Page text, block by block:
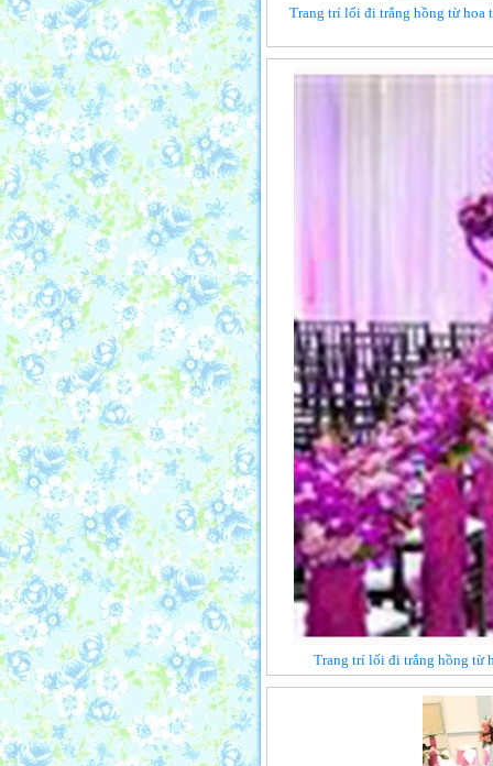
Trang trí lối đi trắng hồng từ hoa
Trang trí lối đi trắng hồng từ